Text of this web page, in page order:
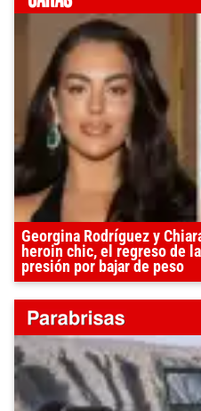
Georgina Rodríguez y
heroin chic, el regreso de
presión por bajar de peso